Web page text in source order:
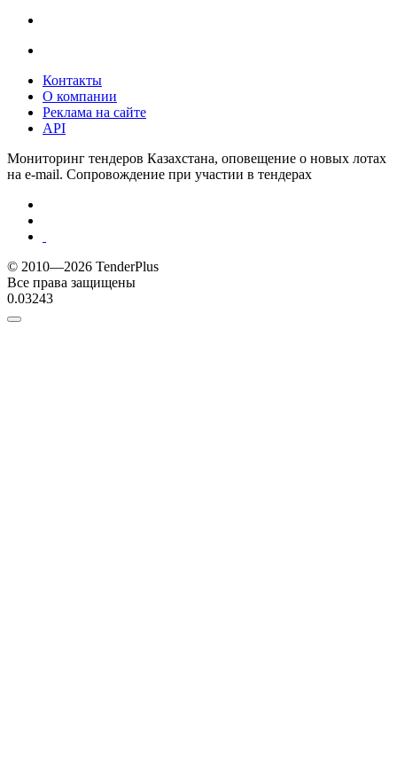
Контакты
О компании
Реклама на сайте
API
Мониторинг тендеров Казахстана, оповещение о новых лотах
на e-mail. Сопровождение при участии в тендерах
© 2010—2026 TenderPlus
Все права защищены
0.03243